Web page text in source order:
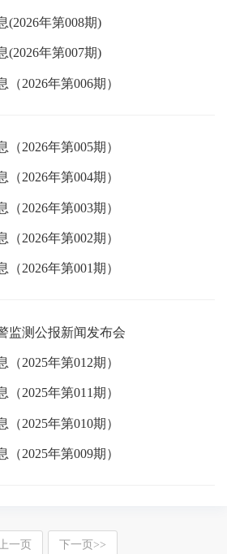
(2026年第008期)
(2026年第007期)
2026年第006期）
2026年第005期）
2026年第004期）
2026年第003期）
2026年第002期）
2026年第001期）
监测公报新闻发布会
2025年第012期）
2025年第011期）
2025年第010期）
2025年第009期）
上一页 下一页 >>